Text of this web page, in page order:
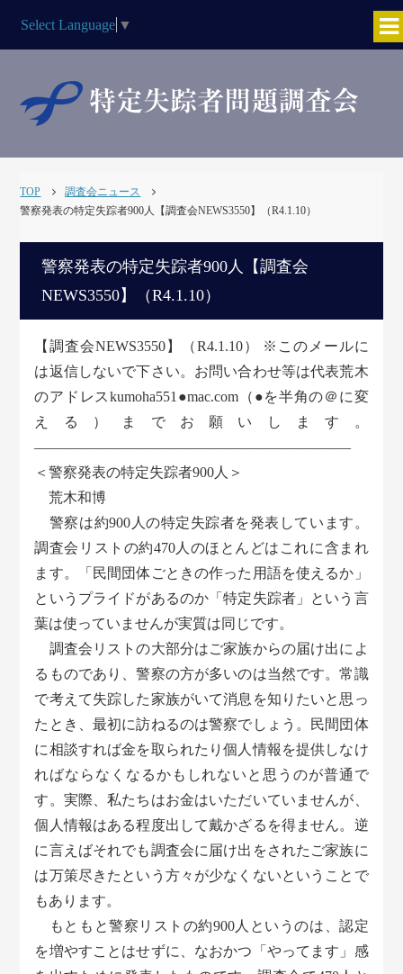
Select Language ▼
TOP
調査会ニュース
警察発表の特定失踪者900人【調査会NEWS3550】（R4.1.10）
警察発表の特定失踪者900人【調査会
NEWS3550】（R4.1.10）
【調査会NEWS3550】（R4.1.10） ※このメールに
は返信しないで下さい。お問い合わせ等は代表荒木
のアドレスkumoha551●mac.com（●を半角の＠に変
える）までお願いします。
――――――――――――――――――――――
＜警察発表の特定失踪者900人＞
荒木和博
警察は約900人の特定失踪者を発表しています。
調査会リストの約470人のほとんどはこれに含まれ
ます。「民間団体ごときの作った用語を使えるか」
というプライドがあるのか「特定失踪者」という言
葉は使っていませんが実質は同じです。
調査会リストの大部分はご家族からの届け出によ
るものであり、警察の方が多いのは当然です。常識
で考えて失踪した家族がいて消息を知りたいと思っ
たとき、最初に訪ねるのは警察でしょう。民間団体
に相談すれば金を取られたり個人情報を提供しなけ
ればならなくなるかもしれないと思うのが普通で
す。実際、私たちはお金はいただいていませんが、
個人情報はある程度出して戴かざるを得ません。逆
に言えばそれでも調査会に届け出をされたご家族に
は万策尽きたという方々が少なくないということで
もあります。
もともと警察リストの約900人というのは、認定
を増やすことはせずに、なおかつ「やってます」感